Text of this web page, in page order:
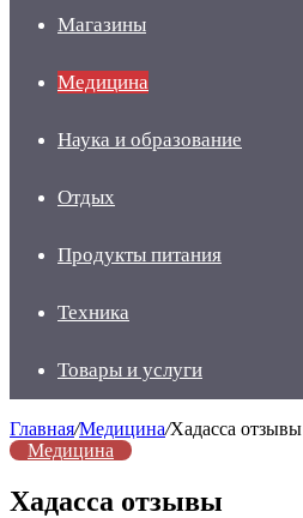
Магазины
Медицина
Наука и образование
Отдых
Продукты питания
Техника
Товары и услуги
Главная/Медицина/Хадасса отзывы
Медицина
Хадасса отзывы